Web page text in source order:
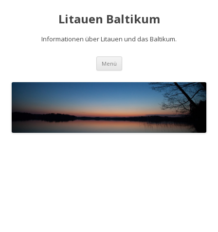
Litauen Baltikum
Informationen über Litauen und das Baltikum.
Menü Zum
springen